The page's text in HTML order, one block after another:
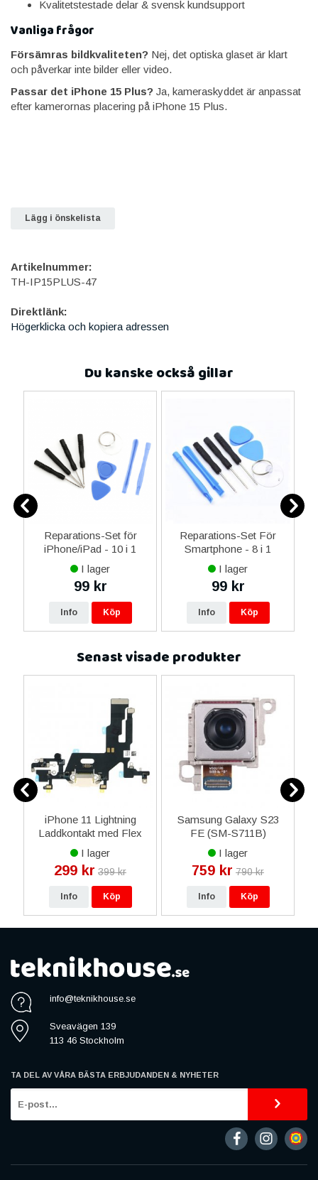
Kvalitetstestade delar & svensk kundsupport
Vanliga frågor
Försämras bildkvaliteten? Nej, det optiska glaset är klart
och påverkar inte bilder eller video.
Passar det iPhone 15 Plus? Ja, kameraskyddet är anpassat
efter kamerornas placering på iPhone 15 Plus.
Lägg i önskelista
Artikelnummer:
TH-IP15PLUS-47
Direktlänk:
Högerklicka och kopiera adressen
Du kanske också gillar
Reparations-Set för
iPhone/iPad - 10 i 1
I lager
99 kr
Info Köp
Reparations-Set För
Smartphone - 8 i 1
I lager
99 kr
Info Köp
Senast visade produkter
iPhone 11 Lightning
Laddkontakt med Flex
Reservdel - Vit
I lager
299 kr 399 kr
Info Köp
Samsung Galaxy S23
FE (SM-S711B)
Vidvinkel Bakre Kamera
50MP Original
I lager
759 kr 790 kr
Info Köp
info@teknikhouse.se
Sveavägen 139
113 46 Stockholm
TA DEL AV VÅRA BÄSTA ERBJUDANDEN & NYHETER